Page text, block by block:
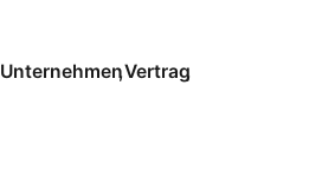
Unternehmen,Vertrag,